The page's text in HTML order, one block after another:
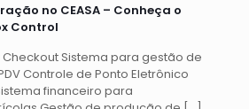
no CEASA – Conheça o
Control
Checkout Sistema para gestão de
Controle de Ponto Eletrônico
financeiro para